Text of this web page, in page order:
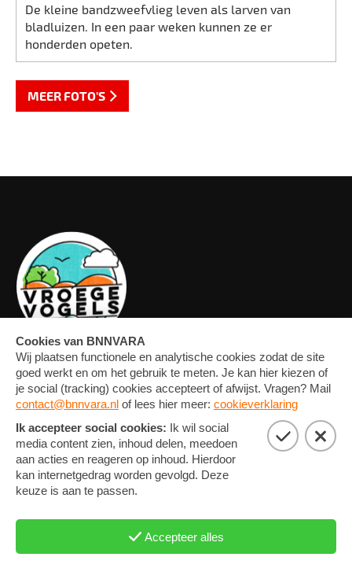
De kleine bandzweefvlieg leven als larven van
bladluizen. In een paar weken kunnen ze er
honderden opeten.
MEER FOTO'S
OVERZICHT
ARTIKELEN
FOTO'S
FORUM
NIEUWSBRIEF
STATEMENT
COOKIE-INSTELLINGEN